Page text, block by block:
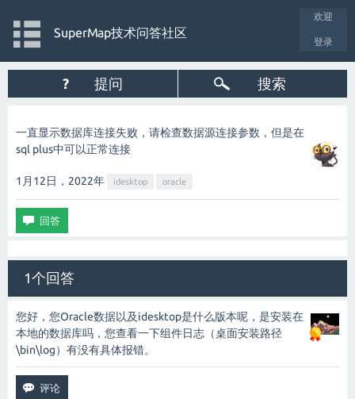
欢迎
登录
SuperMap技术问答社区
? 提问 搜索
一直显示数据库连接失败，请检查数据源连接参数，但是在
sql plus中可以正常连接
1月12日，2022年 idesktop oracle
1个回答
您好，您Oracle数据以及idesktop是什么版本呢，是安装在
本地的数据库吗，您查看一下组件日志（桌面安装路径
\bin\log）有没有具体报错。